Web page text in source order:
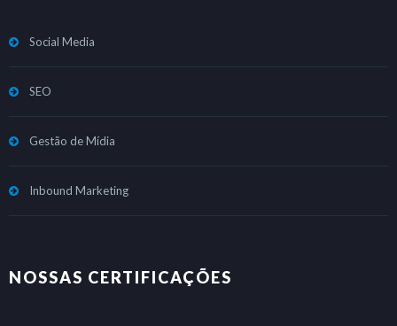
Social Media
SEO
Gestão de Mídia
Inbound Marketing
NOSSAS CERTIFICAÇÕES